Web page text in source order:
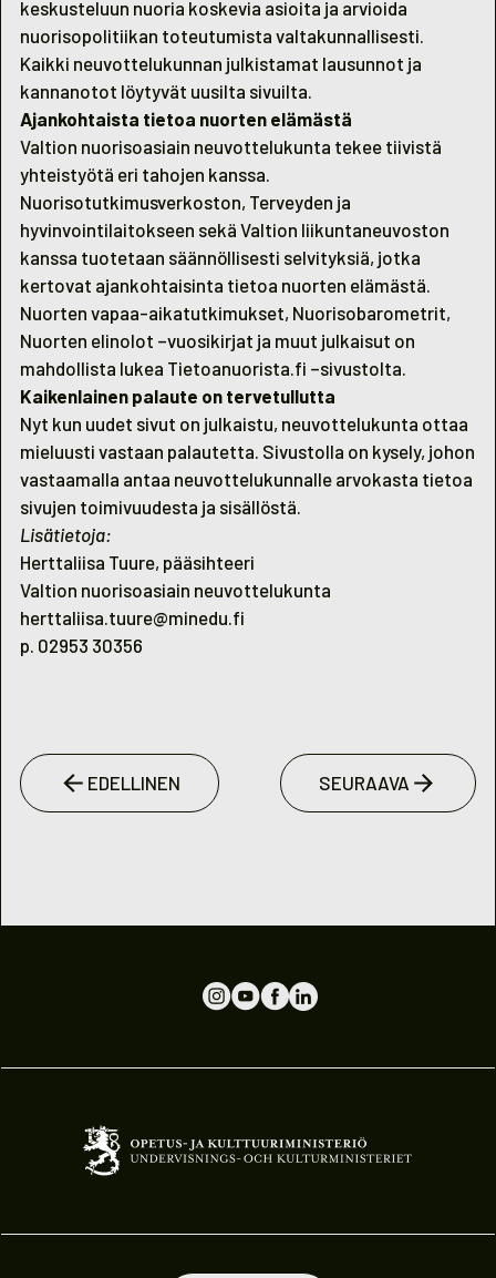
keskusteluun nuoria koskevia asioita ja arvioida
nuorisopolitiikan toteutumista valtakunnallisesti.
Kaikki neuvottelukunnan julkistamat lausunnot ja
kannanotot löytyvät uusilta sivuilta.
Ajankohtaista tietoa nuorten elämästä
Valtion nuorisoasiain neuvottelukunta tekee tiivistä
yhteistyötä eri tahojen kanssa.
Nuorisotutkimusverkoston, Terveyden ja
hyvinvointilaitokseen sekä Valtion liikuntaneuvoston
kanssa tuotetaan säännöllisesti selvityksiä, jotka
kertovat ajankohtaisinta tietoa nuorten elämästä.
Nuorten vapaa-aikatutkimukset, Nuorisobarometrit,
Nuorten elinolot –vuosikirjat ja muut julkaisut on
mahdollista lukea Tietoanuorista.fi –sivustolta.
Kaikenlainen palaute on tervetullutta
Nyt kun uudet sivut on julkaistu, neuvottelukunta ottaa
mieluusti vastaan palautetta. Sivustolla on kysely, johon
vastaamalla antaa neuvottelukunnalle arvokasta tietoa
sivujen toimivuudesta ja sisällöstä.
Lisätietoja:
Herttaliisa Tuure, pääsihteeri
Valtion nuorisoasiain neuvottelukunta
herttaliisa.tuure@minedu.fi
p. 02953 30356
EDELLINEN SEURAAVA